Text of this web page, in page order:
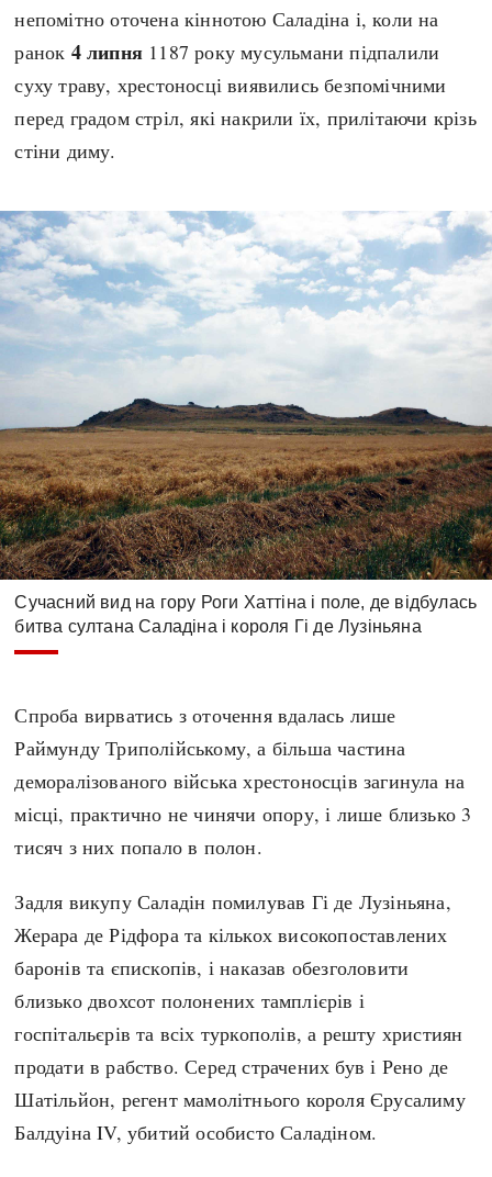
непомітно оточена кіннотою Саладіна і, коли на
ранок 4 липня 1187 року мусульмани підпалили
суху траву, хрестоносці виявились безпомічними
перед градом стріл, які накрили їх, прилітаючи крізь
стіни диму.
Сучасний вид на гору Роги Хаттіна і поле, де відбулась
битва султана Саладіна і короля Гі де Лузіньяна
Спроба вирватись з оточення вдалась лише
Раймунду Триполійському, а більша частина
деморалізованого війська хрестоносців загинула на
місці, практично не чинячи опору, і лише близько 3
тисяч з них попало в полон.
Задля викупу Саладін помилував Гі де Лузіньяна,
Жерара де Рідфора та кількох високопоставлених
баронів та єпископів, і наказав обезголовити
близько двохсот полонених тамплієрів і
госпітальєрів та всіх туркополів, а решту християн
продати в рабство. Серед страчених був і Рено де
Шатільйон, регент мамолітнього короля Єрусалиму
Балдуіна IV, убитий особисто Саладіном.